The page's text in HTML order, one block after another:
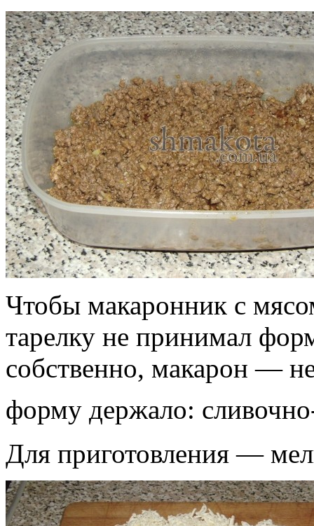
Чтобы макаронник с
тарелку не принимал
собственно, макарон —
форму держало:
Для приготовления —